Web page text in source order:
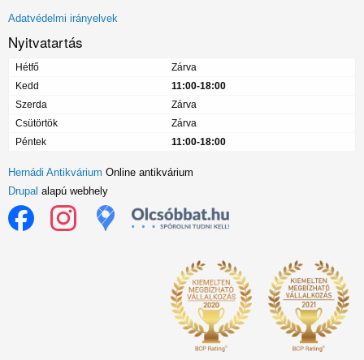
menü
Adatvédelmi irányelvek
Nyitvatartás
Hétfő
Zárva
Kedd
11:00-18:00
Szerda
Zárva
Csütörtök
Zárva
Péntek
11:00-18:00
Hernádi Antikvárium Online antikvárium
Drupal alapú webhely